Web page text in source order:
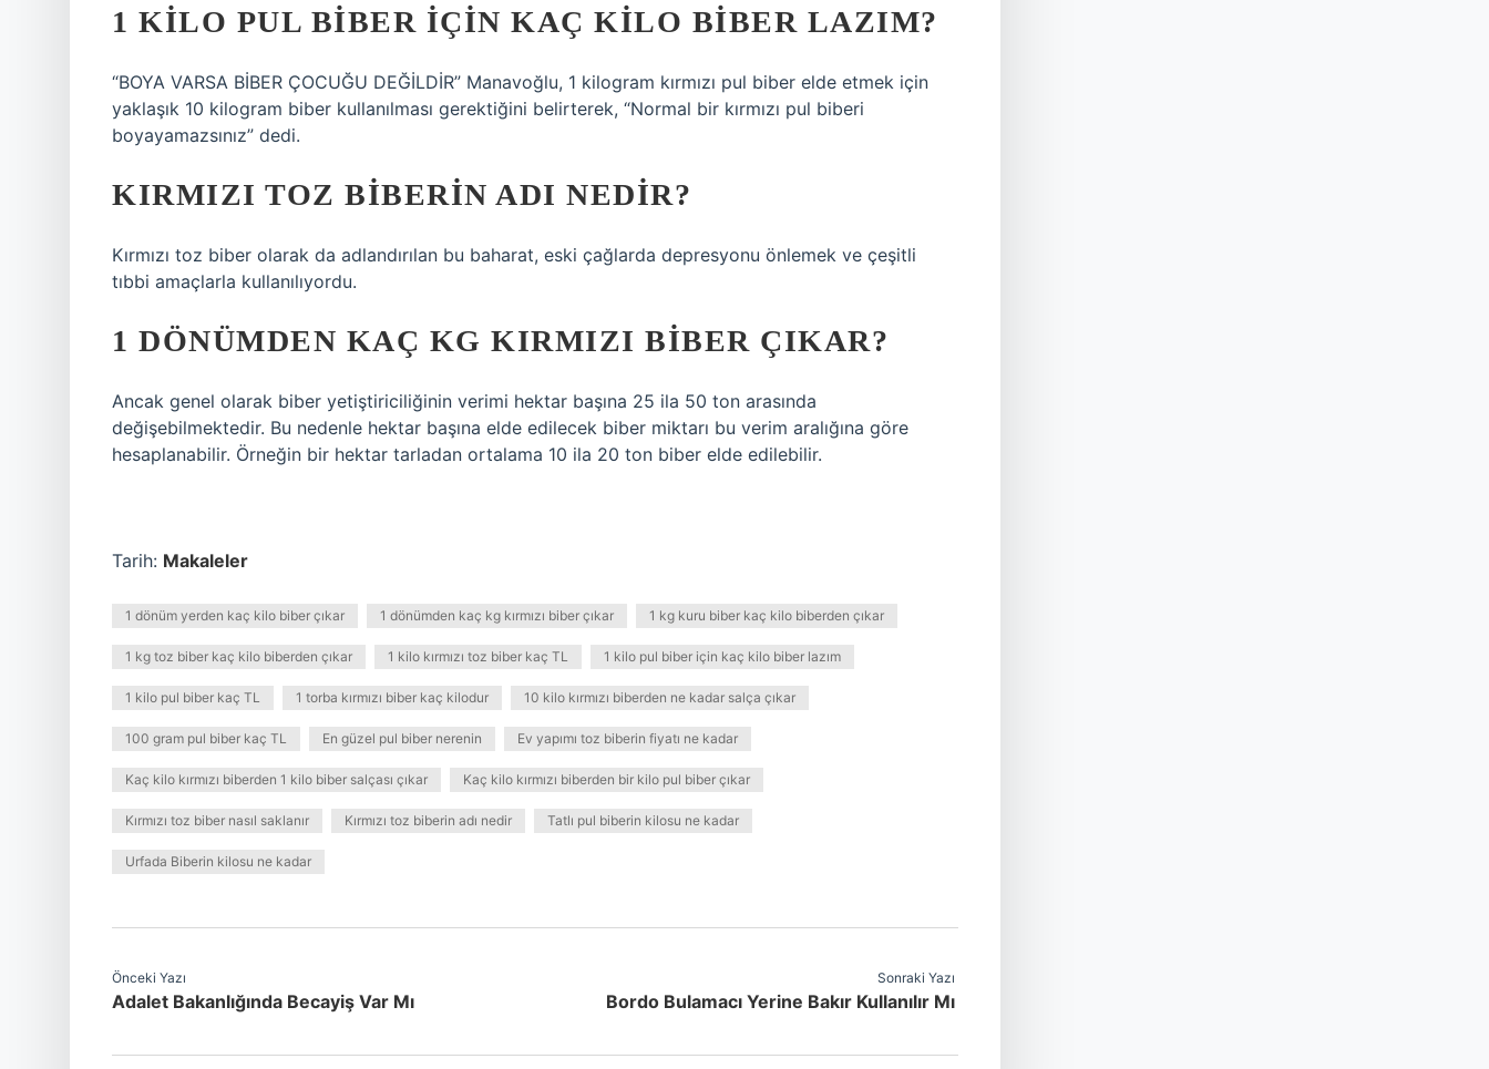
1 KILO PUL BIBER IÇIN KAÇ KILO BIBER LAZIM?
“BOYA VARSA BİBER ÇOCUĞU DEĞİLDİR” Manavoğlu, 1 kilogram kırmızı pul biber elde etmek için
yaklaşık 10 kilogram biber kullanılması gerektiğini belirterek, “Normal bir kırmızı pul biberi
boyayamazsınız” dedi.
KIRMIZI TOZ BIBERIN ADI NEDIR?
Kırmızı toz biber olarak da adlandırılan bu baharat, eski çağlarda depresyonu önlemek ve çeşitli
tıbbi amaçlarla kullanılıyordu.
1 DÖNÜMDEN KAÇ KG KIRMIZI BIBER ÇIKAR?
Ancak genel olarak biber yetiştiriciliğinin verimi hektar başına 25 ila 50 ton arasında
değişebilmektedir. Bu nedenle hektar başına elde edilecek biber miktarı bu verim aralığına göre
hesaplanabilir. Örneğin bir hektar tarladan ortalama 10 ila 20 ton biber elde edilebilir.
Tarih: Makaleler
1 dönüm yerden kaç kilo biber çıkar 1 dönümden kaç kg kırmızı biber çıkar 1 kg kuru biber kaç kilo biberden çıkar
1 kg toz biber kaç kilo biberden çıkar 1 kilo kırmızı toz biber kaç TL 1 kilo pul biber için kaç kilo biber lazım
1 kilo pul biber kaç TL 1 torba kırmızı biber kaç kilodur 10 kilo kırmızı biberden ne kadar salça çıkar
100 gram pul biber kaç TL En güzel pul biber nerenin Ev yapımı toz biberin fiyatı ne kadar
Kaç kilo kırmızı biberden 1 kilo biber salçası çıkar Kaç kilo kırmızı biberden bir kilo pul biber çıkar
Kırmızı toz biber nasıl saklanır Kırmızı toz biberin adı nedir Tatlı pul biberin kilosu ne kadar
Urfada Biberin kilosu ne kadar
Önceki Yazı
Adalet Bakanlığında Becayiş Var Mı
Sonraki Yazı
Bordo Bulamacı Yerine Bakır Kullanılır Mı